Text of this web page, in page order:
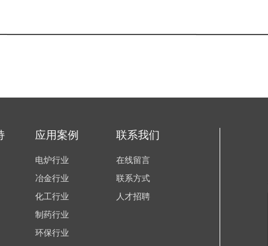
应用案例
电炉行业
冶金行业
化工行业
制药行业
环保行业
联系我们
在线留言
联系方式
人才招聘